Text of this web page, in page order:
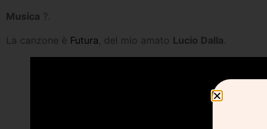
Musica ?.
La canzone è Futura, del mio amato Lucio Dalla.